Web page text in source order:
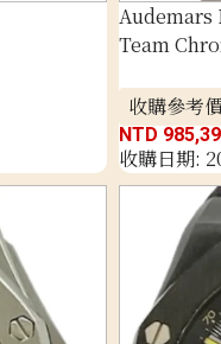
Audemars
Team
收購參考
NTD
收購日期: